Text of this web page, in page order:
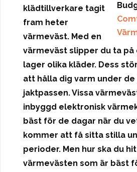
klädtillverkare tagit
fram heter
värmeväst. Med en
värmeväst slipper du ta på
lager olika kläder. Dess
att hålla dig varm under
jaktpassen. Vissa
inbyggd elektronisk
bäst för de dagar när du
kommer att få sitta stilla
perioder. Men hur ska du
värmevästen som är bäst